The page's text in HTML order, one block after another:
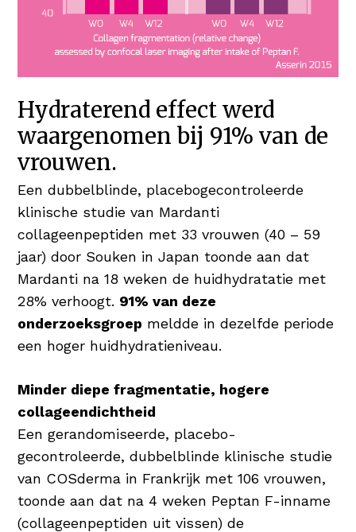
Hydraterend effect werd
waargenomen bij 91% van de
vrouwen.
Een dubbelblinde, placebogecontroleerde
klinische studie van Mardanti
collageenpeptiden met 33 vrouwen (40 – 59
jaar) door Souken in Japan toonde aan dat
Mardanti na 18 weken de huidhydratatie met
28% verhoogt. 91% van deze
onderzoeksgroep meldde in dezelfde periode
een hoger huidhydratieniveau.
Minder diepe fragmentatie, hogere
collageendichtheid
Een gerandomiseerde, placebo-
gecontroleerde, dubbelblinde klinische studie
van COSderma in Frankrijk met 106 vrouwen,
toonde aan dat na 4 weken Peptan F-inname
(collageenpeptiden uit vissen) de